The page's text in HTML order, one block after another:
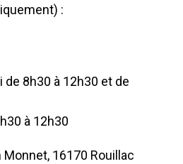
:
de 8h30 à 12h30 et de
à 12h30
16170 Rouillac